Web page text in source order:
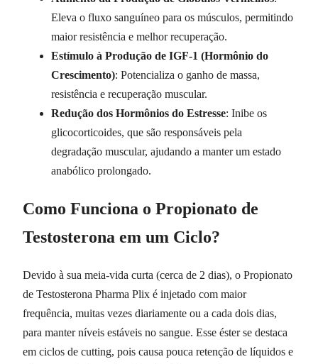
Eleva o fluxo sanguíneo para os músculos, permitindo
maior resistência e melhor recuperação.
Estímulo à Produção de IGF-1 (Hormônio do
Crescimento): Potencializa o ganho de massa,
resistência e recuperação muscular.
Redução dos Hormônios do Estresse: Inibe os
glicocorticoides, que são responsáveis pela
degradação muscular, ajudando a manter um estado
anabólico prolongado.
Como Funciona o Propionato de
Testosterona em um Ciclo?
Devido à sua meia-vida curta (cerca de 2 dias), o Propionato
de Testosterona Pharma Plix é injetado com maior
frequência, muitas vezes diariamente ou a cada dois dias,
para manter níveis estáveis no sangue. Esse éster se destaca
em ciclos de cutting, pois causa pouca retenção de líquidos e